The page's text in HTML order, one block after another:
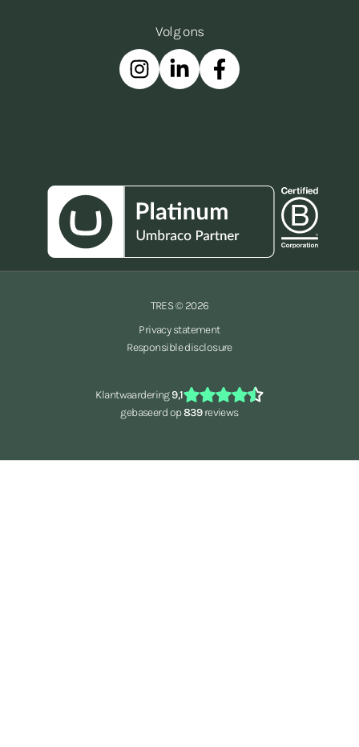
Volg ons
InstagramLinkedinFacebook
TRES © 2026
Privacy statement
Responsible disclosure
Klantwaardering9,1
gebaseerd op839reviews